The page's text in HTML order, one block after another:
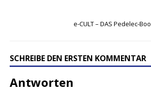
e-CULT – DAS Pedelec-
SCHREIBE DEN ERSTEN KOMMENTAR
Antworten